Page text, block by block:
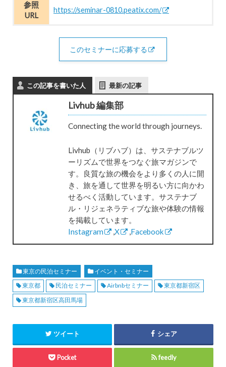
参照
URL
https://seminar-0810.peatix.com/
このセミナーに応募する
この記事を書いた人 最新の記事
Livhub 編集部
Connecting the world through journeys.
Livhub（リブハブ）は、サステナブルツ
ーリズムで世界をつなぐ旅マガジンで
す。良質な旅の機会をより多くの人に開
き、旅を通して世界を明るい方に向かわ
せるべく活動しています。サステナブ
ル・リジェネラティブな旅や体験の情報
を掲載しています。
Instagram
X Facebook
東京の民泊セミナー
イベント・セミナー
東京都
民泊セミナー Airbnbセミナー
東京都新宿区
東京都新宿区高田馬場
ツイート シェア
Pocket feedly